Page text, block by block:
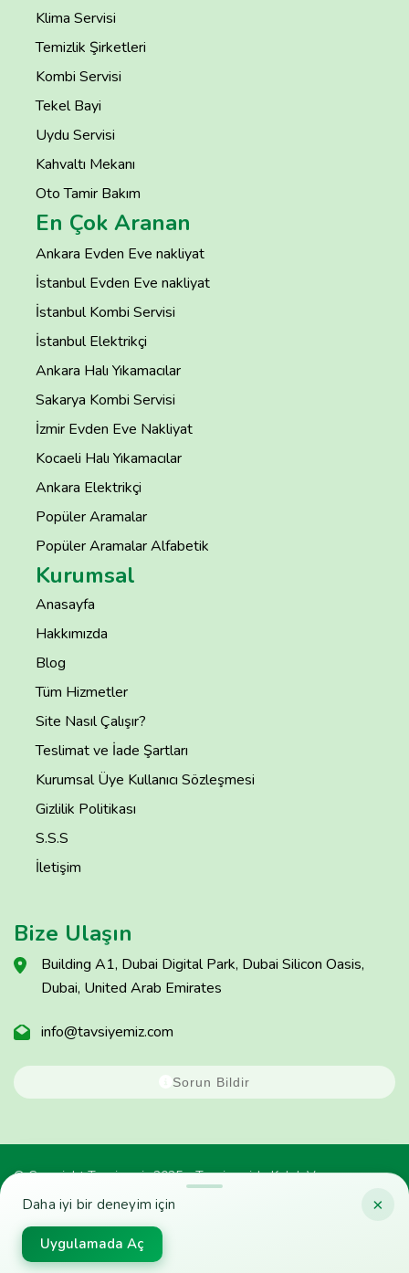
×
Daha iyi bir deneyim için
Uygulamada Aç
Klima Servisi
Temizlik Şirketleri
Kombi Servisi
Tekel Bayi
Uydu Servisi
Kahvaltı Mekanı
Oto Tamir Bakım
En Çok Aranan
Ankara Evden Eve nakliyat
İstanbul Evden Eve nakliyat
İstanbul Kombi Servisi
İstanbul Elektrikçi
Ankara Halı Yıkamacılar
Sakarya Kombi Servisi
İzmir Evden Eve Nakliyat
Kocaeli Halı Yıkamacılar
Ankara Elektrikçi
Popüler Aramalar
Popüler Aramalar Alfabetik
Kurumsal
Anasayfa
Hakkımızda
Blog
Tüm Hizmetler
Site Nasıl Çalışır?
Teslimat ve İade Şartları
Kurumsal Üye Kullanıcı Sözleşmesi
Gizlilik Politikası
S.S.S
İletişim
Bize Ulaşın
Building A1, Dubai Digital Park, Dubai Silicon Oasis,
Dubai, United Arab Emirates
info@tavsiyemiz.com
Sorun Bildir
© Copyright Tavsiyemiz 2025 - Tavsiyemiz'e Kulak Ver